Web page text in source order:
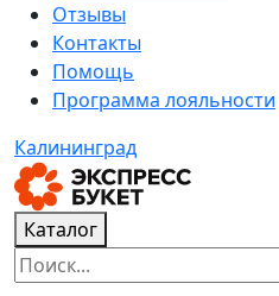
Отзывы
Контакты
Помощь
Программа лояльности
Калининград
Каталог